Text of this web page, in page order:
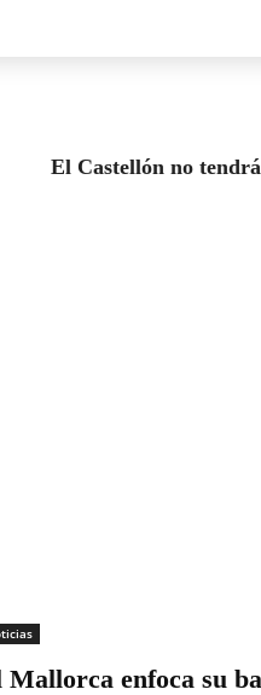
El Castellón no
Mallorca enfoca su